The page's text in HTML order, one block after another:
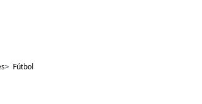
> Fútbol